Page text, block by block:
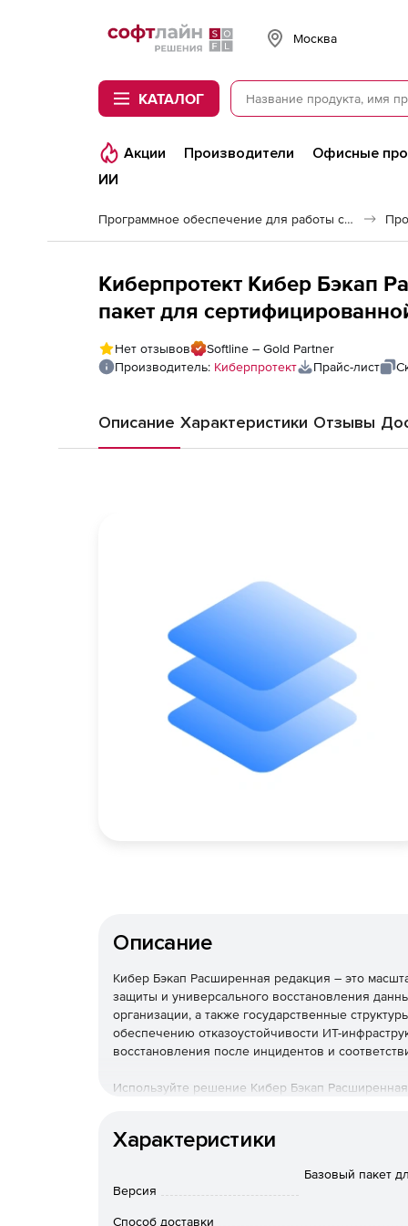
Softline
Москва
КАТАЛОГ
Акции Производители Офисные
ИИ
Программное обеспечение для работы с файлами и дисками
Киберпротект Кибер Бэкап
пакет для
комплекса, ФСТЭК, для
почтовых ящиков, ФСТЭК
Нет отзывов
Softline – Gold Partner
Производитель: Киберпротект Прайс-лист
Описание Характеристики Отзывы
Описание
Кибер Бэкап Расширенная редакция – это
защиты и универсального восстановления
организации, а также государственные
обеспечению отказоустойчивости ИТ-
восстановления после инцидентов и
Используйте решение Кибер Бэкап
Необходимо приобрести
Программное обеспечение
поставляется!
Характеристики
Версия
Базовый пакет
Способ доставки